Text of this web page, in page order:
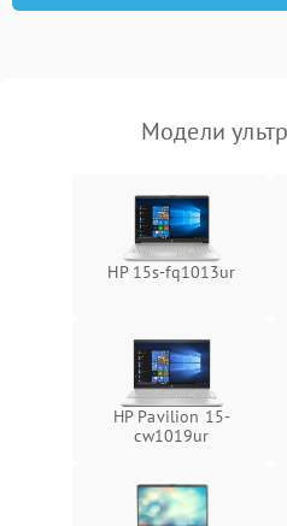
Модели
HP 15s-fq1013ur
HP Pavilion 15-
cw1019ur